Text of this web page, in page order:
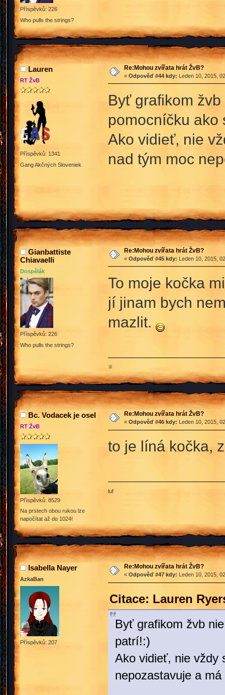
Příspěvků: 226
Who pulls the strings?
Lauren
RT ŽvB
Příspěvků: 1341
Gang Akčných Sloveniek
Re:Mohou zvířata hrát ŽvB?
« Odpověď #44 kdy: Leden 10, 2015,
Byť grafikom
pomocníčku ako
Ako vidieť, nie
nad tým moc
Gianbattiste
Chiavaelli
Dospělák
Příspěvků: 226
Who pulls the strings?
Re:Mohou zvířata hrát ŽvB?
« Odpověď #45 kdy: Leden 10, 2015,
To moje kočka
jí jinam bych
mazlit.
♕
Bc. Vodacek je osel
RT ŽvB
Příspěvků: 8529
Na prstech obou rukou lze
napočítat až do 1024!
Re:Mohou zvířata hrát ŽvB?
« Odpověď #46 kdy: Leden 10, 2015,
to je líná kočka,
luf
Isabella Nayer
AzkaBan
Příspěvků: 207
Re:Mohou zvířata hrát ŽvB?
« Odpověď #47 kdy: Leden 10, 2015,
Citace: Lauren
Byť grafikom žvb
patrí!:)
Ako vidieť, nie vždy
nepozastavuje a